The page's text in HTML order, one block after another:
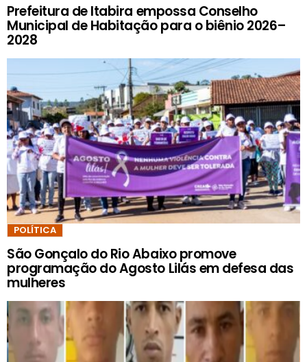
Prefeitura de Itabira empossa Conselho
Municipal de Habitação para o biênio 2026–
2028
POLÍTICA
São Gonçalo do Rio Abaixo promove
programação do Agosto Lilás em defesa das
mulheres